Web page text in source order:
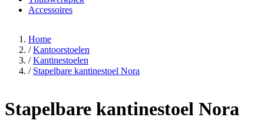
Accessoires
Home
/ Kantoorstoelen
/ Kantinestoelen
/ Stapelbare kantinestoel Nora
Stapelbare kantinestoel Nora